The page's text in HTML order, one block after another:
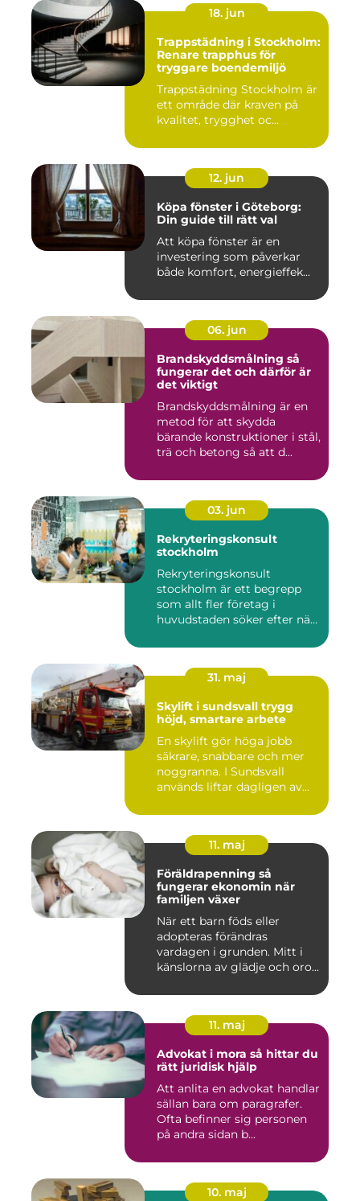
18. jun
Trappstädning i Stockholm:
Renare trapphus för
tryggare boendemiljö
Trappstädning Stockholm är
ett område där kraven på
kvalitet, trygghet oc...
12. jun
Köpa fönster i Göteborg:
Din guide till rätt val
Att köpa fönster är en
investering som påverkar
både komfort, energieffek...
06. jun
Brandskyddsmålning så
fungerar det och därför är
det viktigt
Brandskyddsmålning är en
metod för att skydda
bärande konstruktioner i stål,
trä och betong så att d...
03. jun
Rekryteringskonsult
stockholm
Rekryteringskonsult
stockholm är ett begrepp
som allt fler företag i
huvudstaden söker efter när
31. maj
Skylift i sundsvall trygg
höjd, smartare arbete
En skylift gör höga jobb
säkrare, snabbare och mer
noggranna. I Sundsvall
används liftar dagligen av...
11. maj
Föräldrapenning så
fungerar ekonomin när
familjen växer
När ett barn föds eller
adopteras förändras
vardagen i grunden. Mitt i
känslorna av glädje och oro
11. maj
Advokat i mora så hittar du
rätt juridisk hjälp
Att anlita en advokat handlar
sällan bara om paragrafer.
Ofta befinner sig personen
på andra sidan b...
10. maj